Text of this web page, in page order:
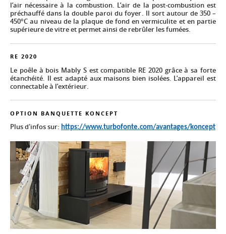
l’air nécessaire à la combustion. L’air de la post-combustion est
préchauffé dans la double paroi du foyer. Il sort autour de 350 –
450°C au niveau de la plaque de fond en vermiculite et en partie
supérieure de vitre et permet ainsi de rebrûler les fumées.
RE 2020
Le poêle à bois Mably S est compatible RE 2020 grâce à sa forte
étanchéité. Il est adapté aux maisons bien isolées. L’appareil est
connectable à l’extérieur.
OPTION BANQUETTE KONCEPT
Plus d'infos sur: https://www.turbofonte.com/avantages/koncept